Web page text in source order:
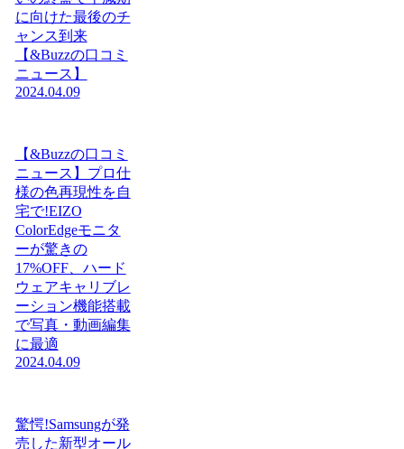
に向けた最後のチ
ャンス到来
【&Buzzの口コミ
ニュース】
2024.04.09
【&Buzzの口コミ
ニュース】プロ仕
様の色再現性を自
宅で!EIZO
ColorEdgeモニタ
ーが驚きの
17%OFF、ハード
ウェアキャリブレ
ーション機能搭載
で写真・動画編集
に最適
2024.04.09
驚愕!Samsungが発
売した新型オール